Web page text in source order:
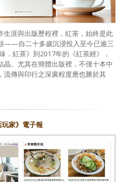
生涯與出版歷程裡，紅茶，始終是此
——自二十多歲沉浸投入至今已逾三
．紅茶》到2017年的《紅茶經》，
晶。尤其在簡體出版裡，不僅十本中
流傳與印行之深廣程度應也勝於其
家》電子報